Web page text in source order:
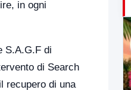
in ogni
S.A.G.F di
di Search
recupero di una